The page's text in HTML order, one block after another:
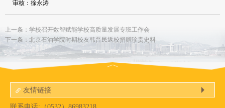
审核：徐永涛
上一条：学校召开数智赋能学校高质量发展专班工作会
下一条：北京石油学院时期校友韩晋民返校捐赠珍贵史料
友情链接